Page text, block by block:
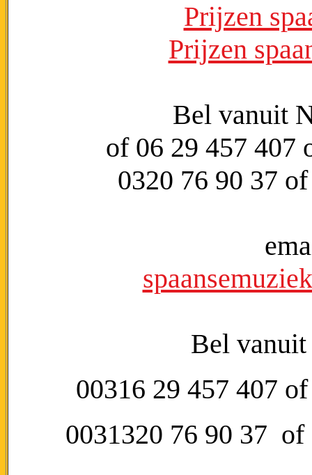
Prijzen
Prijzen
Bel vanuit
of 06 29 457 407
0320 76 90 37
Bel
00316 29 457 407
0031320 76 90 37